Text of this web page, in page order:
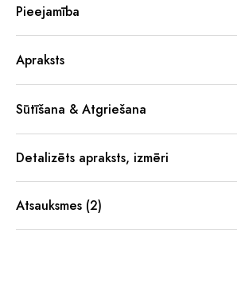
Pieejamība
Apraksts
Sūtīšana & Atgriešana
Detalizēts apraksts, izmēri
Atsauksmes (2)